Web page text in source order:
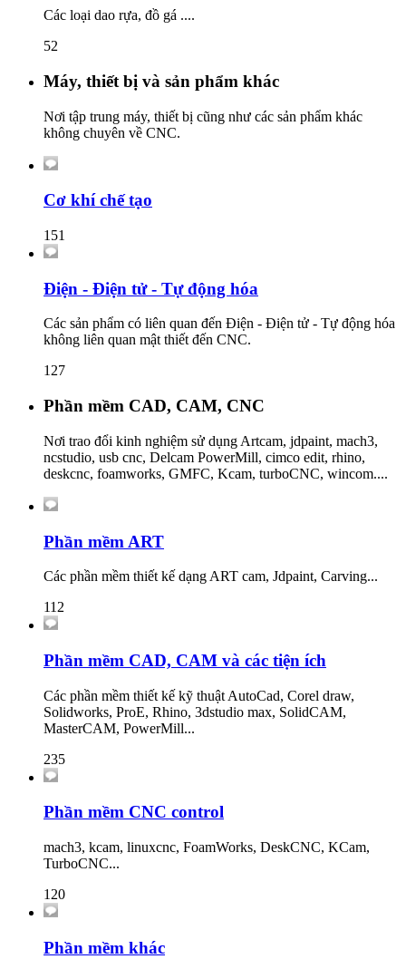
Các loại dao rựa, đồ gá ....
52
Máy, thiết bị và sản phẩm khác
Nơi tập trung máy, thiết bị cũng như các sản phẩm khác
không chuyên về CNC.
Cơ khí chế tạo
151
Điện - Điện tử - Tự động hóa
Các sản phẩm có liên quan đến Điện - Điện tử - Tự động hóa
không liên quan mật thiết đến CNC.
127
Phần mềm CAD, CAM, CNC
Nơi trao đổi kinh nghiệm sử dụng Artcam, jdpaint, mach3,
ncstudio, usb cnc, Delcam PowerMill, cimco edit, rhino,
deskcnc, foamworks, GMFC, Kcam, turboCNC, wincom....
Phần mềm ART
Các phần mềm thiết kế dạng ART cam, Jdpaint, Carving...
112
Phần mềm CAD, CAM và các tiện ích
Các phần mềm thiết kế kỹ thuật AutoCad, Corel draw,
Solidworks, ProE, Rhino, 3dstudio max, SolidCAM,
MasterCAM, PowerMill...
235
Phần mềm CNC control
mach3, kcam, linuxcnc, FoamWorks, DeskCNC, KCam,
TurboCNC...
120
Phần mềm khác